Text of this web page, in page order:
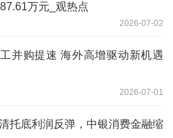
万元_观热点
2026-07-02
并购提速 海外高增驱动新机遇
2026-07-01
托底利润反弹，中银消费金融缩